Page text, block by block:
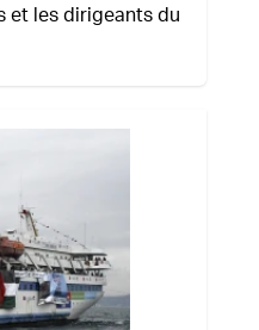
et les dirigeants du